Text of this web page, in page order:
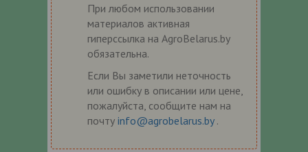
При любом использовании
материалов активная
гиперссылка на AgroBelarus.by
обязательна.
Если Вы заметили неточность
или ошибку в описании или цене,
пожалуйста, сообщите нам на
почту info@agrobelarus.by .